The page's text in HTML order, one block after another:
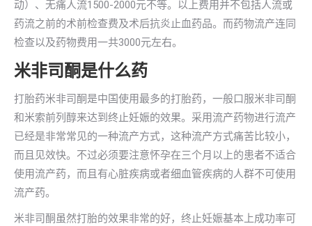
动）、无痛人流1500-2000元不等。以上费用并不包括人流或
药流之前的术前检查费及术后抗炎止血药品。而药物流产连同
检查以及药物费用一共3000元左右。
米非司酮是什么药
打胎药米非司酮是中国使用最多的打胎药，一般口服米非司酮
和米索前列醇来达到终止妊娠的效果。采用流产药物进行流产
已经是非常常见的一种流产方式，这种流产方式痛苦比较小，
而且见效快。不过必须要注意怀孕在三个月以上的患者不适合
使用流产药，而且有心脏疾病或者细血管疾病的人群不可使用
流产药。
米非司酮虽然打胎的效果非常的好，终止妊娠基本上成功率可